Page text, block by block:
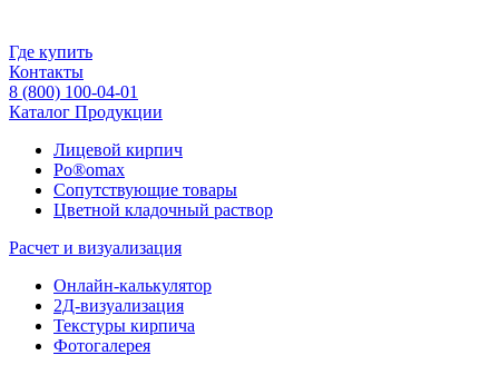
Где купить
Контакты
8 (800) 100-04-01
Каталог Продукции
Лицевой кирпич
Po®omax
Сопутствующие товары
Цветной кладочный раствор
Расчет и визуализация
Онлайн-калькулятор
2Д-визуализация
Текстуры кирпича
Фотогалерея